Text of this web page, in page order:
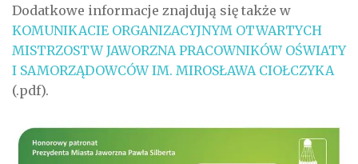
Dodatkowe informacje znajdują się także w
KOMUNIKACIE ORGANIZACYJNYM OTWARTYCH
MISTRZOSTW JAWORZNA PRACOWNIKÓW OŚWIATY
I SAMORZĄDOWCÓW IM. MIROSŁAWA CIOŁCZYKA
(.pdf).